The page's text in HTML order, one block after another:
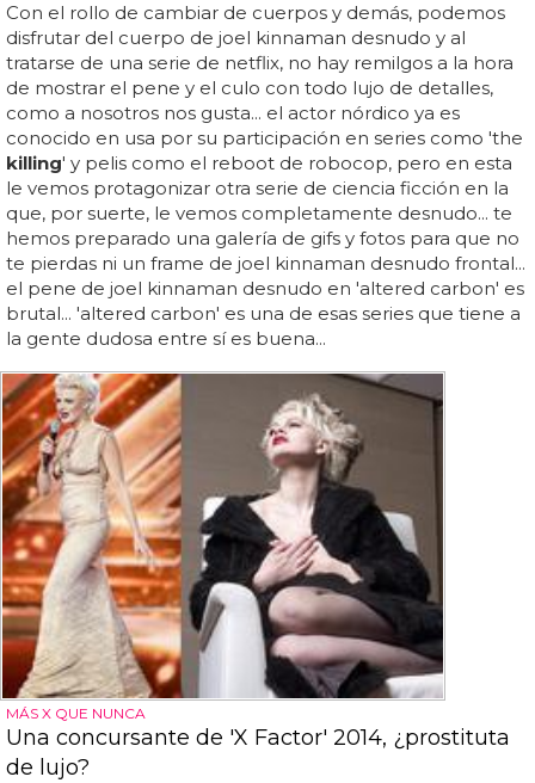
Con el rollo de cambiar de cuerpos y demás, podemos
disfrutar del cuerpo de joel kinnaman desnudo y al
tratarse de una serie de netflix, no hay remilgos a la hora
de mostrar el pene y el culo con todo lujo de detalles,
como a nosotros nos gusta... el actor nórdico ya es
conocido en usa por su participación en series como 'the
killing' y pelis como el reboot de robocop, pero en esta
le vemos protagonizar otra serie de ciencia ficción en la
que, por suerte, le vemos completamente desnudo... te
hemos preparado una galería de gifs y fotos para que no
te pierdas ni un frame de joel kinnaman desnudo frontal...
el pene de joel kinnaman desnudo en 'altered carbon' es
brutal... 'altered carbon' es una de esas series que tiene a
la gente dudosa entre sí es buena...
MÁS X QUE NUNCA
Una concursante de 'X Factor' 2014, ¿prostituta
de lujo?